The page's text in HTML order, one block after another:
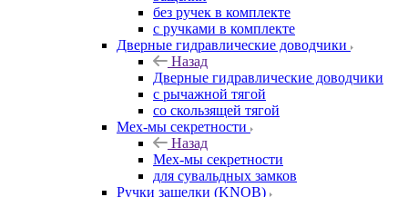
без ручек в комплекте
с ручками в комплекте
Дверные гидравлические доводчики
Назад
Дверные гидравлические доводчики
с рычажной тягой
со скользящей тягой
Мех-мы секретности
Назад
Мех-мы секретности
для сувальдных замков
Ручки защелки (KNOB)